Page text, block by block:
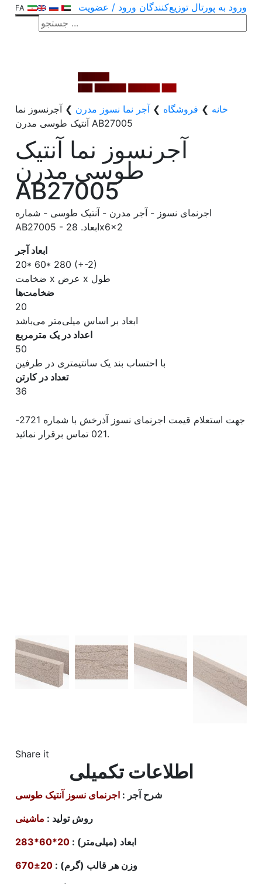
ورود به پورتال توزیع‌کنندگان ورود / عضویت FA
خانه ❯ فروشگاه ❯ آجر نما نسوز مدرن ❯ آجرنسوز نما
آنتیک طوسی مدرن AB27005
آجرنسوز نما آنتیک
طوسی مدرن
AB27005
اجرنمای نسوز - آجر مدرن - آنتیک طوسی - شماره
AB27005 - ابعاد. 28x6x2
ابعاد آجر
20* 60* 280 (+-2)
ضخامت x عرض x طول
ضخامت‌ها
20
ابعاد بر اساس میلی‌متر می‌باشد
اعداد در یک مترمربع
50
با احتساب بند یک سانتیمتری در طرفین
تعداد در کارتن
36
جهت استعلام قیمت اجرنمای نسوز آذرخش با شماره 2721-
021 تماس برقرار نمائید.
Share it
اطلاعات تکمیلی
شرح آجر : اجرنمای نسوز آنتیک طوسی
روش تولید : ماشینی
ابعاد (میلی‌متر) : 20*60*283
وزن هر قالب (گرم) :
20±670